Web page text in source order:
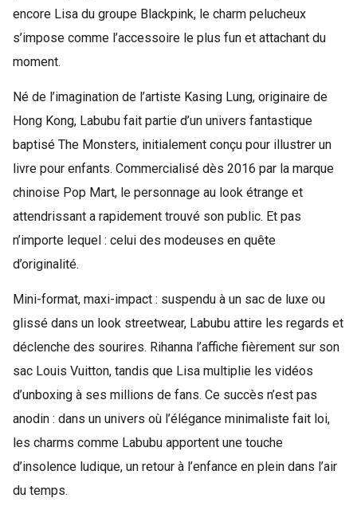
encore Lisa du groupe Blackpink, le charm pelucheux
s’impose comme l’accessoire le plus fun et attachant du
moment.
Né de l’imagination de l’artiste Kasing Lung, originaire de
Hong Kong, Labubu fait partie d’un univers fantastique
baptisé The Monsters, initialement conçu pour illustrer un
livre pour enfants. Commercialisé dès 2016 par la marque
chinoise Pop Mart, le personnage au look étrange et
attendrissant a rapidement trouvé son public. Et pas
n’importe lequel : celui des modeuses en quête
d’originalité.
Mini-format, maxi-impact : suspendu à un sac de luxe ou
glissé dans un look streetwear, Labubu attire les regards et
déclenche des sourires. Rihanna l’affiche fièrement sur son
sac Louis Vuitton, tandis que Lisa multiplie les vidéos
d’unboxing à ses millions de fans. Ce succès n’est pas
anodin : dans un univers où l’élégance minimaliste fait loi,
les charms comme Labubu apportent une touche
d’insolence ludique, un retour à l’enfance en plein dans l’air
du temps.